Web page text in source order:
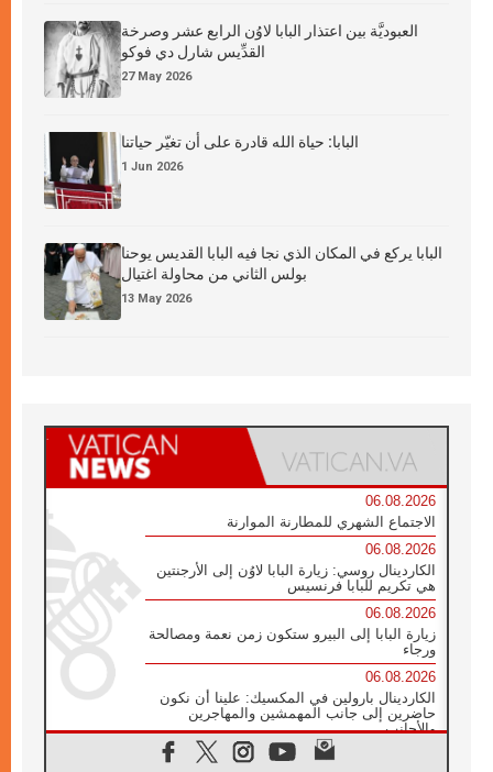
العبوديَّة بين اعتذار البابا لاوُن الرابع عشر وصرخة
القدِّيس شارل دي فوكو
27 May 2026
البابا: حياة الله قادرة على أن تغيّر حياتنا
1 Jun 2026
البابا يركع في المكان الذي نجا فيه البابا القديس يوحنا
بولس الثاني من محاولة اغتيال
13 May 2026
06.08.2026
الاجتماع الشهري للمطارنة الموارنة
06.08.2026
الكاردينال روسي: زيارة البابا لاوُن إلى الأرجنتين
هي تكريم للبابا فرنسيس
06.08.2026
زيارة البابا إلى البيرو ستكون زمن نعمة ومصالحة
ورجاء
06.08.2026
الكاردينال بارولين في المكسيك: علينا أن نكون
حاضرين إلى جانب المهمشين والمهاجرين
والأجانب